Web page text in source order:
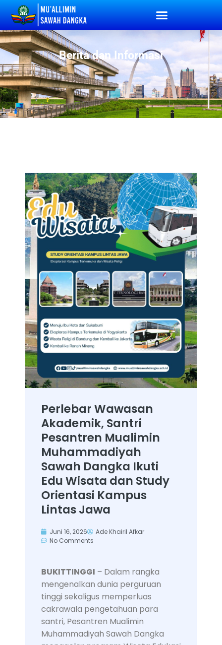
Berita dan Informasi
Perlebar Wawasan
Akademik, Santri
Pesantren Mualimin
Muhammadiyah
Sawah Dangka Ikuti
Edu Wisata dan Study
Orientasi Kampus
Lintas Jawa
Juni 16, 2026
Ade Khairil Afkar
No Comments
BUKITTINGGI – Dalam rangka
mengenalkan dunia perguruan
tinggi sekaligus memperluas
cakrawala pengetahuan para
santri, Pesantren Mualimin
Muhammadiyah Sawah Dangka